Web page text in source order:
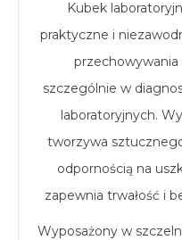
Kubek
praktyczne i
szczególnie w
laboratoryjnych.
tworzywa
odpornością na
zapewnia trwałość i
Wyposażony w